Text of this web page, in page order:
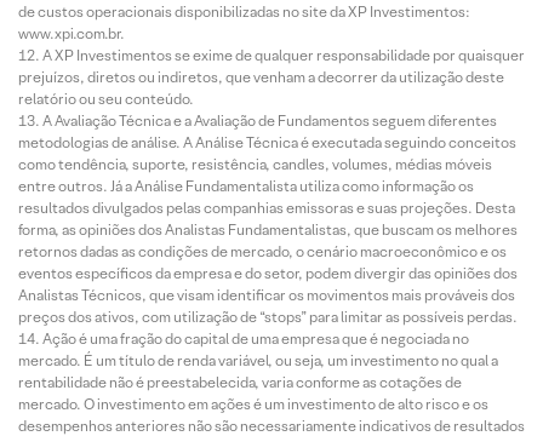
de custos operacionais disponibilizadas no site da XP Investimentos:
www.xpi.com.br.
A XP Investimentos se exime de qualquer responsabilidade por quaisquer
prejuízos, diretos ou indiretos, que venham a decorrer da utilização deste
relatório ou seu conteúdo.
A Avaliação Técnica e a Avaliação de Fundamentos seguem diferentes
metodologias de análise. A Análise Técnica é executada seguindo conceitos
como tendência, suporte, resistência, candles, volumes, médias móveis
entre outros. Já a Análise Fundamentalista utiliza como informação os
resultados divulgados pelas companhias emissoras e suas projeções. Desta
forma, as opiniões dos Analistas Fundamentalistas, que buscam os melhores
retornos dadas as condições de mercado, o cenário macroeconômico e os
eventos específicos da empresa e do setor, podem divergir das opiniões dos
Analistas Técnicos, que visam identificar os movimentos mais prováveis dos
preços dos ativos, com utilização de “stops” para limitar as possíveis perdas.
Ação é uma fração do capital de uma empresa que é negociada no
mercado. É um título de renda variável, ou seja, um investimento no qual a
rentabilidade não é preestabelecida, varia conforme as cotações de
mercado. O investimento em ações é um investimento de alto risco e os
desempenhos anteriores não são necessariamente indicativos de resultados